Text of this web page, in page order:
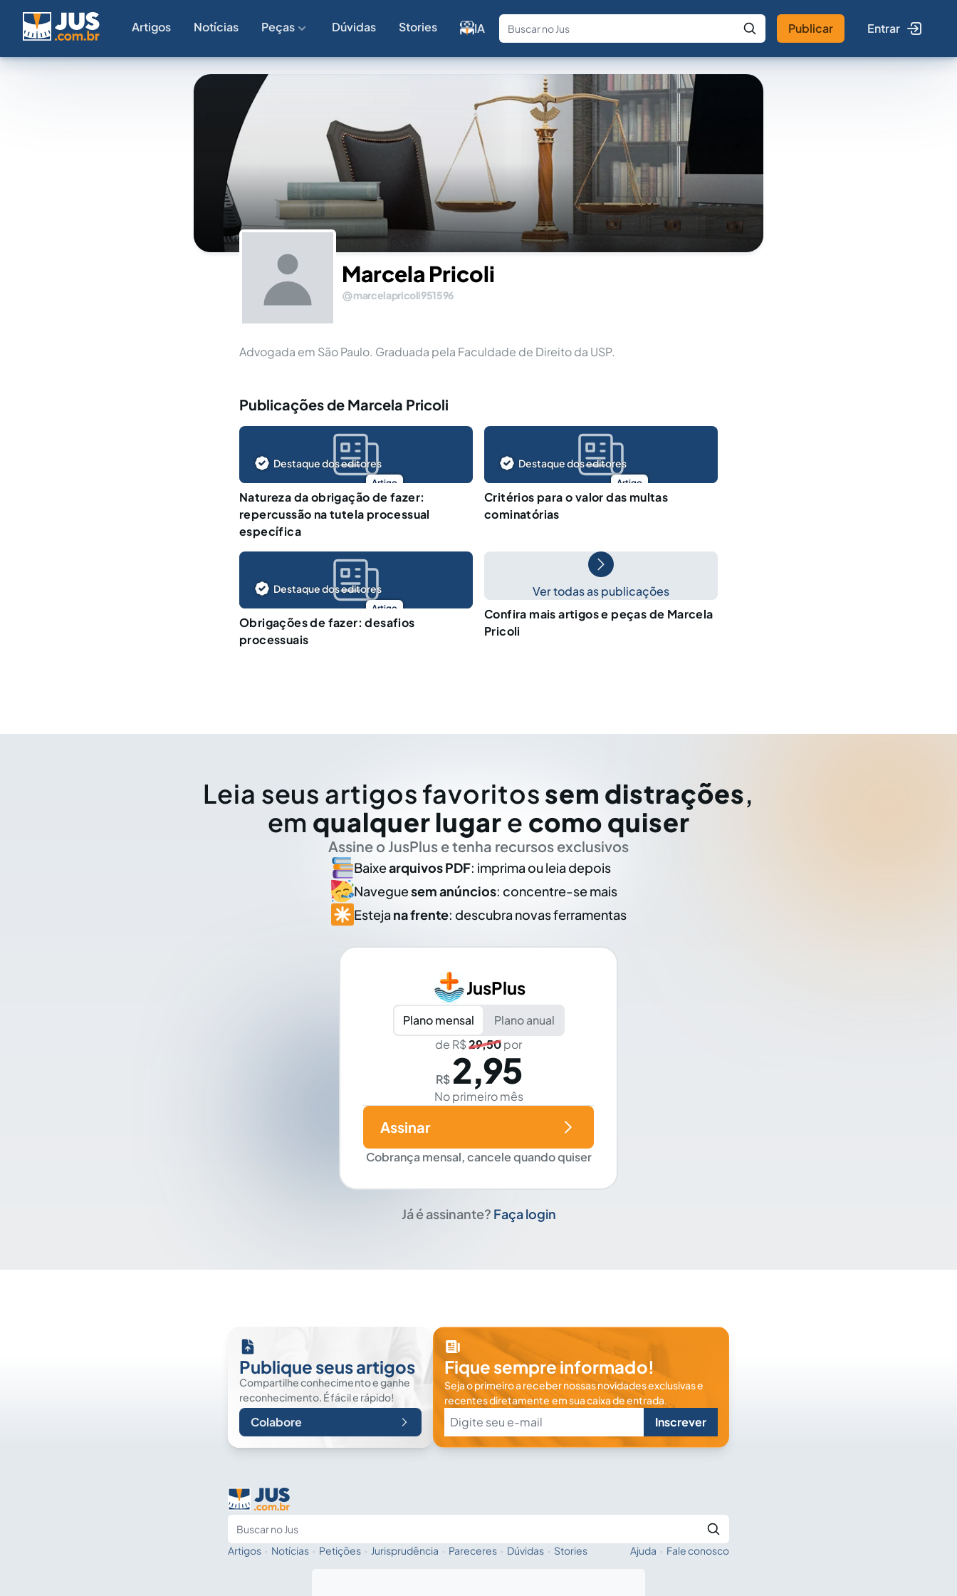
Artigos Notícias Peças Dúvidas Stories IA
Fale com a IA Buscar no Jus
Publicar Entrar
Marcela Pricoli
marcelapricoli951596
Advogada em São Paulo. Graduada pela Faculdade de Direito da USP.
Publicações de Marcela Pricoli
Artigo
Destaque dos editores
Natureza da obrigação de fazer:
repercussão na tutela processual
específica
Artigo
Destaque dos editores
Critérios para o valor das multas
cominatórias
Artigo
Destaque dos editores
Obrigações de fazer: desafios
processuais
Ver todas as publicações
Confira mais artigos e peças de Marcela
Pricoli
Leia seus artigos favoritos sem distrações,
em qualquer lugar e como quiser
Assine o JusPlus e tenha recursos exclusivos
Baixearquivos PDF: imprima ou leia depois
Naveguesem anúncios: concentre-se mais
Esteja na frente: descubra novas ferramentas
JusPlus
Plano mensal
Plano anual
de R$29,50por
R$ 2,95
No primeiro mês
Cobrança mensal, cancele quando quiser
Assinar
Já é assinante? Faça login
Publique seus artigos
Compartilhe conhecimento e ganhe
reconhecimento. É fácil e rápido!
Colabore
Fique sempre informado!
Seja o primeiro a receber nossas novidades exclusivas e
recentes diretamente em sua caixa de entrada.
Inscrever
Artigos · Notícias · Petições · Jurisprudência · Pareceres · Dúvidas · Stories Ajuda · Fale conosco